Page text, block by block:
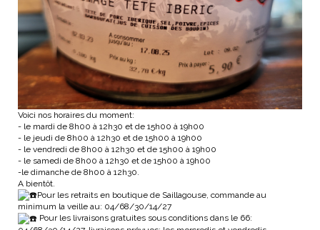
Voici nos horaires du moment:
- le mardi de 8h00 à 12h30 et de 15h00 à 19h00
- le jeudi de 8h00 à 12h30 et de 15h00 à 19h00
- le vendredi de 8h00 à 12h30 et de 15h00 à 19h00
- le samedi de 8h00 à 12h30 et de 15h00 à 19h00
-le dimanche de 8h00 à 12h30.
A bientôt.
Pour les retraits en boutique de Saillagouse, commande au
minimum la veille au: 04/68/30/14/27
Pour les livraisons gratuites sous conditions dans le 66: